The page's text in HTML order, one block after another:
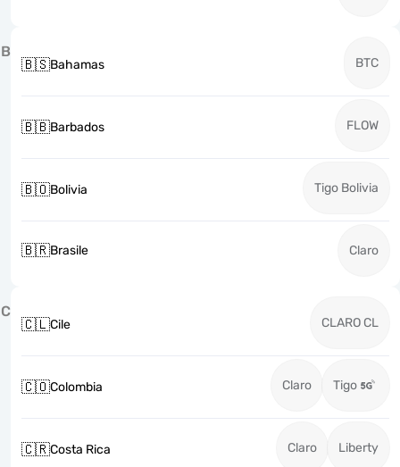
B
🇧🇸Bahamas BTC
🇧🇧Barbados FLOW
🇧🇴Bolivia Tigo Bolivia
🇧🇷Brasile Claro
C
🇨🇱Cile CLARO CL
🇨🇴Colombia Claro Tigo
🇨🇷Costa Rica Claro Liberty